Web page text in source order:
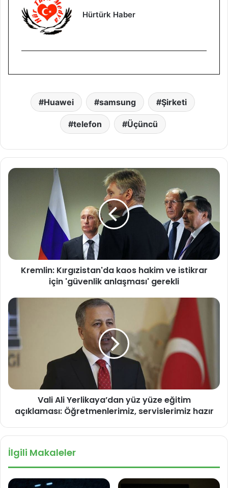
Hürtürk Haber
Huawei samsung Şirketi
telefon Üçüncü
K
K
ı
z
s
t
a
n
d
o
h
i
Kremlin: Kırgızistan'da kaos hakim ve istikrar
için 'güvenlik anlaşması' gerekli
V
a
i
A
l
i
e
d
Vali Ali Yerlikaya’dan yüz yüze eğitim
açıklaması: Öğretmenlerimiz, servislerimiz hazır
İlgili Makaleler